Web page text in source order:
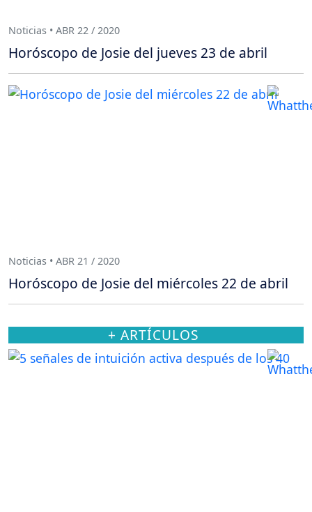
Noticias • ABR 22 / 2020
Horóscopo de Josie del jueves 23 de abril
Noticias • ABR 21 / 2020
Horóscopo de Josie del miércoles 22 de abril
+ ARTÍCULOS